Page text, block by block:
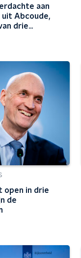
aan
uit Abcoude,
drie
open in drie
de